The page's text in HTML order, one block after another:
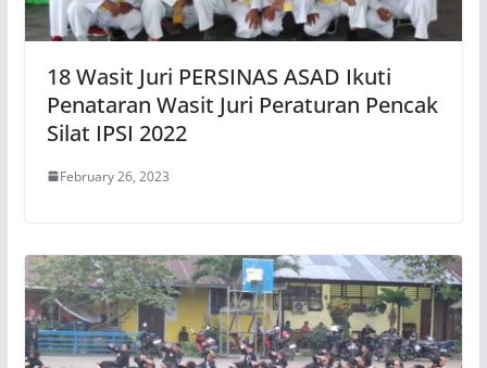
18 Wasit Juri PERSINAS ASAD Ikuti
Penataran Wasit Juri Peraturan Pencak
Silat IPSI 2022
February 26, 2023